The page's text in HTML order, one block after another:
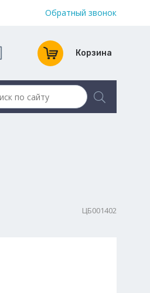
Обратный звонок
Корзина
ЦБ001402